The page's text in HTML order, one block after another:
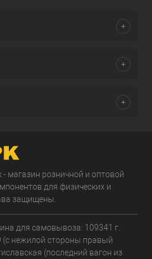
магазин розничной и оптовой
для физических и
защищены.
для самовывоза: 109341 г.
(с нежилой стороны правый
(последний вагон из